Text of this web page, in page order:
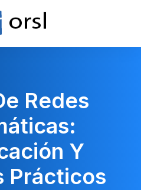
Redes
Y
Prácticos